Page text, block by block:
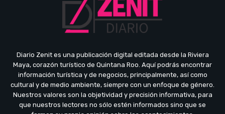
Diario Zenit es una publicación digital editada desde la Riviera
Maya, corazón turístico de Quintana Roo. Aquí podrás encontrar
información turística y de negocios, principalmente, así como
cultural y de medio ambiente, siempre con un enfoque de género.
Nuestros valores son la objetividad y precisión informativa, para
que nuestros lectores no sólo estén informados sino que se